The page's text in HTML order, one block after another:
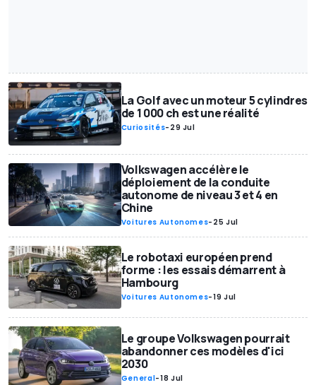
La Golf avec un moteur 5 cylindres
de 1 000 ch est une réalité
Curiosités- 29 Jul
Volkswagen accélère le
déploiement de la conduite
autonome de niveau 3 et 4 en
Chine
Voitures Autonomes- 25 Jul
Le robotaxi européen prend
forme : les essais démarrent à
Hambourg
Voitures Autonomes-19 Jul
Le groupe Volkswagen pourrait
abandonner ces modèles d'ici
2030
General-18 Jul